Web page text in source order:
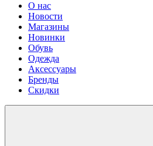
О нас
Новости
Магазины
Новинки
Обувь
Одежда
Аксессуары
Бренды
Скидки